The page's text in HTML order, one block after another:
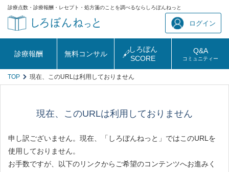
診療点数・診療報酬・レセプト・処方箋のことを調べるならしろぼんねっと
ログイン
診療報酬 無料コンサル
しろぼん
SCORE
Q&A
コミュニティー
TOP 現在、このURLは利用しておりません
現在、このURLは利用しておりません
申し訳ございません。現在、「しろぼんねっと」ではこのURLを
使用しておりません。
お手数ですが、以下のリンクからご希望のコンテンツへお進みく